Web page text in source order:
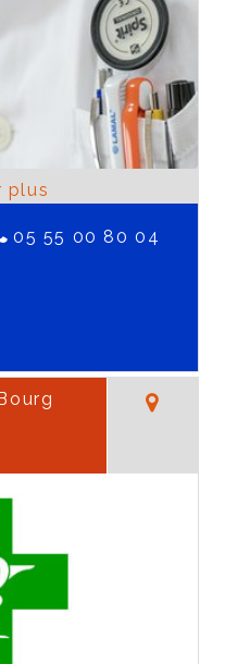
05 55 00 80 04